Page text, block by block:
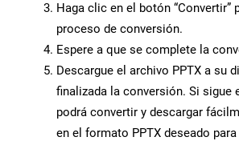
Haga clic en el botón “Convertir”
proceso de conversión.
Espere a que se complete la
Descargue el archivo PPTX a su
finalizada la conversión. Si sigue
podrá convertir y descargar
en el formato PPTX deseado